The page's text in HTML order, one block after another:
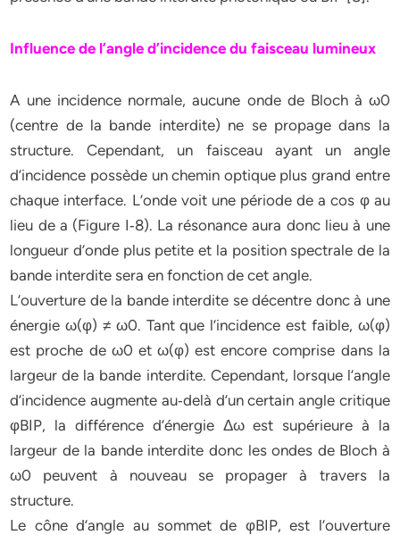
Influence de l’angle d’incidence du faisceau lumineux
A une incidence normale, aucune onde de Bloch à ω0
(centre de la bande interdite) ne se propage dans la
structure. Cependant, un faisceau ayant un angle
d’incidence possède un chemin optique plus grand entre
chaque interface. L’onde voit une période de a cos φ au
lieu de a (Figure I‐8). La résonance aura donc lieu à une
longueur d’onde plus petite et la position spectrale de la
bande interdite sera en fonction de cet angle.
L’ouverture de la bande interdite se décentre donc à une
énergie ω(φ) ≠ ω0. Tant que l’incidence est faible, ω(φ)
est proche de ω0 et ω(φ) est encore comprise dans la
largeur de la bande interdite. Cependant, lorsque l’angle
d’incidence augmente au‐delà d’un certain angle critique
φBIP, la différence d’énergie Δω est supérieure à la
largeur de la bande interdite donc les ondes de Bloch à
ω0 peuvent à nouveau se propager à travers la
structure.
Le cône d’angle au sommet de φBIP, est l’ouverture